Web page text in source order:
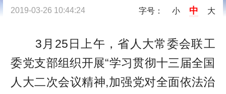
2019-03-26 10:44:24 字号： 小 中 大
3月25日上午，省人大常委会联工
委党支部组织开展“学习贯彻十三届全国
人大二次会议精神,加强党对全面依法治